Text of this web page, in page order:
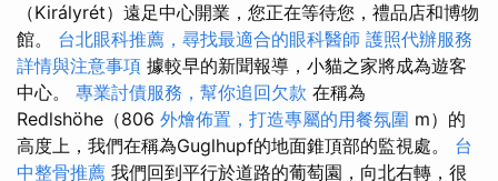
（Királyrét）遠足中心開業，您正在等待您，禮品店和博物
館。 台北眼科推薦，尋找最適合的眼科醫師 護照代辦服務
詳情與注意事項 據較早的新聞報導，小貓之家將成為遊客
中心。 專業討債服務，幫你追回欠款 在稱為
Redlshöhe（806 外燴佈置，打造專屬的用餐氛圍 m）的
高度上，我們在稱為Guglhupf的地面錐頂部的監視處。 台
中整骨推薦 我們回到平行於道路的葡萄園，向北右轉，很